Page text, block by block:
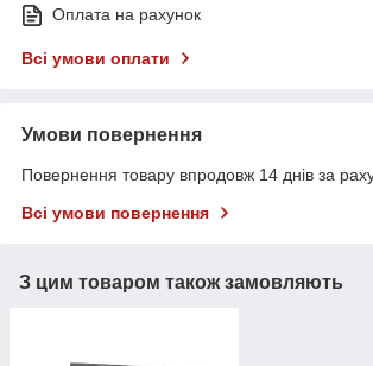
Оплата на рахунок
Всі умови оплати
Умови повернення
Повернення товару впродовж 14 днів за
Всі умови повернення
З цим товаром також замовляють